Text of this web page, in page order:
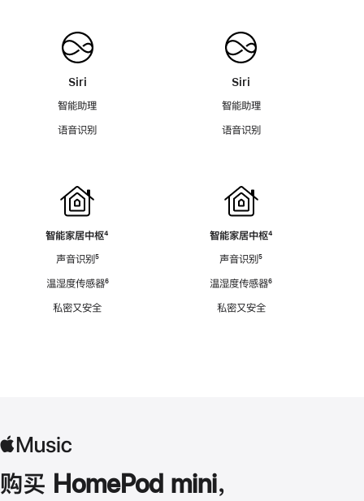
Siri
智能助理
语音识别
智能家居中枢脚
⁴
声音识别脚
⁵
温湿度传感器脚
⁶
私密又安全
Siri
智能助理
语音识别
智能家居中枢脚
⁴
声音识别脚
⁵
温湿度传感器脚
⁶
私密又安全
购买 HomePod mini，